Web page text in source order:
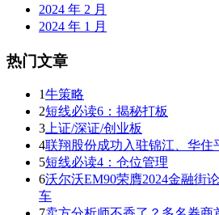
2024 年 2 月
2024 年 1 月
热门文章
1牛策略
2短线必读6：揭秘打板
3 上证/深证/创业板
4联翔股份成功入驻锦江、华住
5短线必读4：仓位管理
6沃尔沃EM90荣膺2024金融街
车